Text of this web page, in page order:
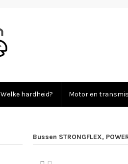
Welke hardheid? Motor en
Bussen STRONGFLEX,